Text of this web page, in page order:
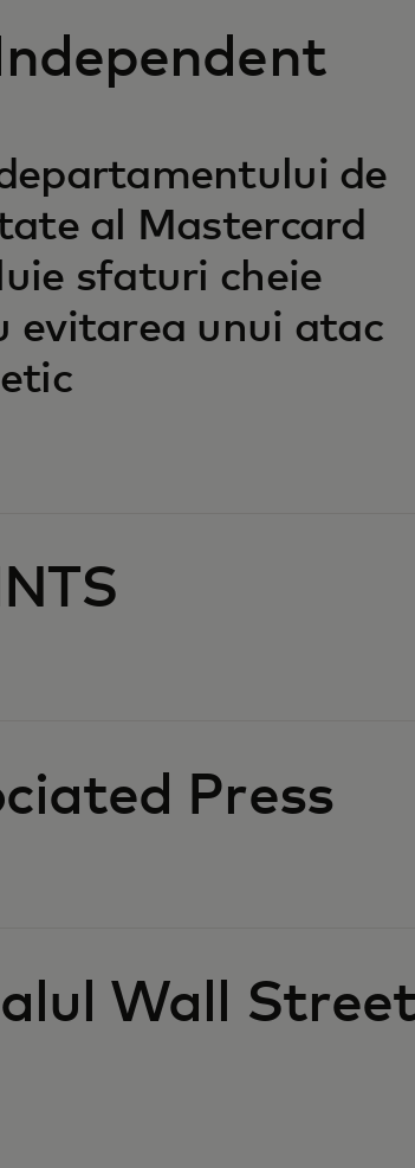
de
al Mastercard
sfaturi cheie
evitarea unui atac
tab
Press
Wall